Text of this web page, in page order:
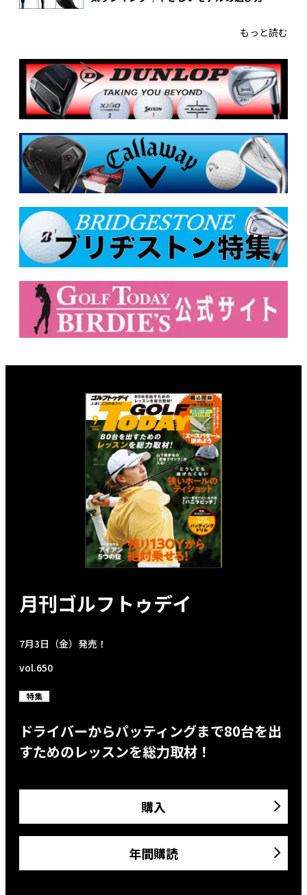
もっと読む
月刊ゴルフトゥデイ
7月3日（金）発売！
vol.650
特集
ドライバーからパッティングまで80台を出
すためのレッスンを総力取材！
購入
年間購読